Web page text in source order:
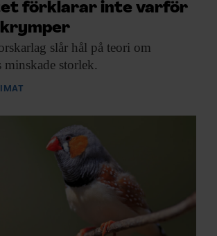
förklarar inte varför
slår hål på teori om
minskade storlek.